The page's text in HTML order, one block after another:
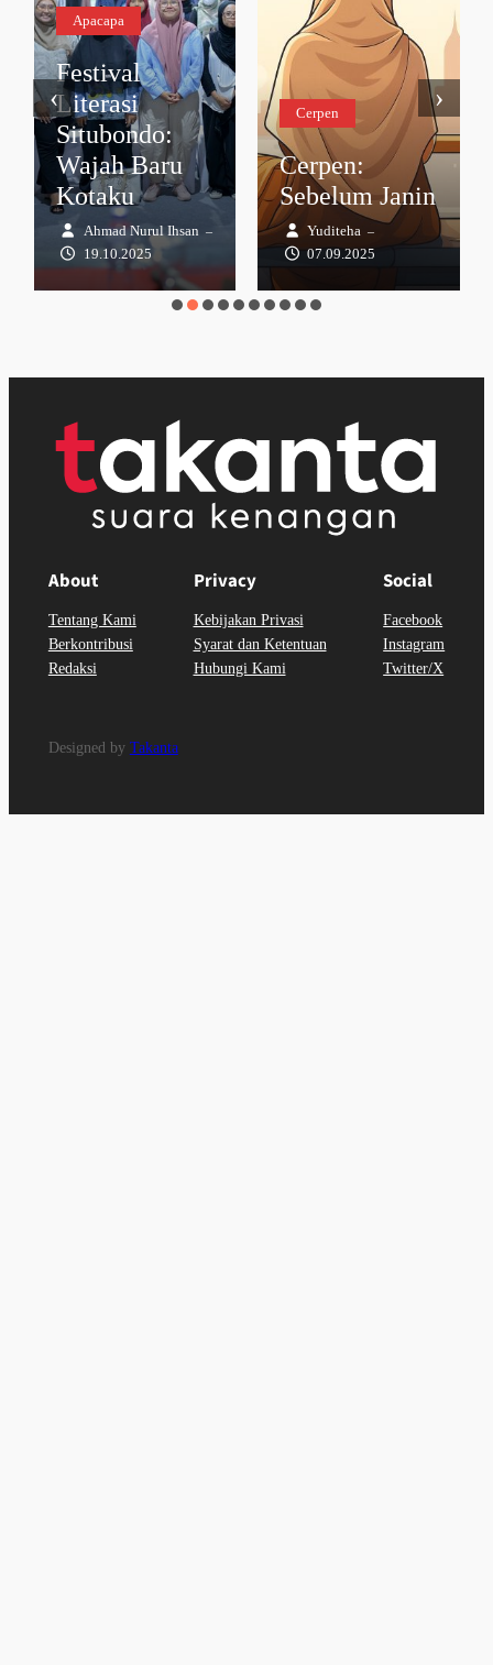
Apacapa
Festival
Literasi
Situbondo:
Wajah Baru
Kotaku
Ahmad Nurul Ihsan –
19.10.2025
Cerpen
Cerpen:
Sebelum Janin
Yuditeha –
07.09.2025
‹ ›
About
Tentang Kami
Berkontribusi
Redaksi
Privacy
Kebijakan Privasi
Syarat dan Ketentuan
Hubungi Kami
Social
Facebook
Instagram
Twitter/X
Designed by Takanta